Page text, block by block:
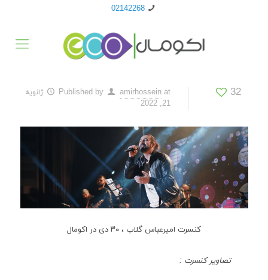
02142268
32
Published by amirhossein at
ژانویه
21, 2022
کنسرت امیرعباس گلاب ، ۳۰ دی در اکومال
تصاویر کنسرت :